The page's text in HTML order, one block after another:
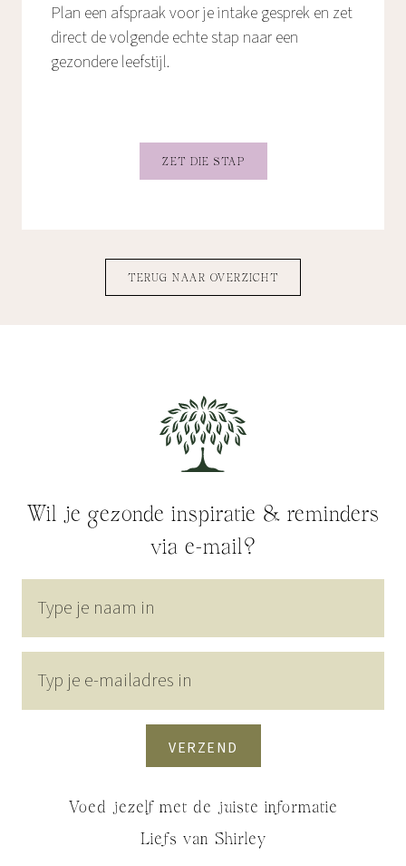
Plan een afspraak voor je intake gesprek en zet
direct de volgende echte stap naar een
gezondere leefstijl.
ZET DIE STAP
TERUG NAAR OVERZICHT
Wil je gezonde inspiratie & reminders
via e-mail?
VERZEND
Voed jezelf met de juiste informatie
Liefs van Shirley